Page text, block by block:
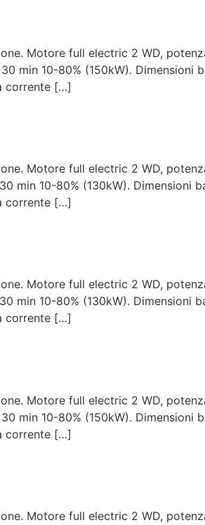
Motore full electric 2 WD,
min 10-80% (150kW). Dimensioni
corrente […]
Motore full electric 2 WD,
min 10-80% (130kW). Dimensioni
corrente […]
Motore full electric 2 WD,
min 10-80% (130kW). Dimensioni
corrente […]
Motore full electric 2 WD,
min 10-80% (150kW). Dimensioni
corrente […]
Motore full electric 2 WD,